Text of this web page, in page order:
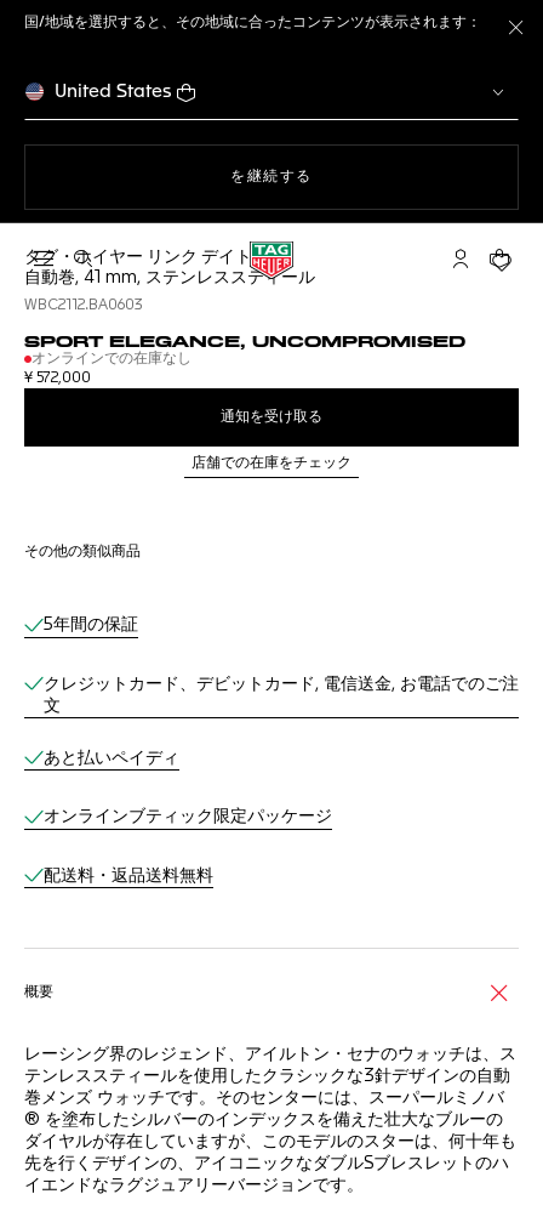
国/地域を選択すると、その地域に合ったコンテンツが表示されます：
United States
ウェブサイト上のナビゲーション
を継続する
検索画面を開く マイ タグ・
ショ
タグ・ホイヤー リンク デイト
自動巻, 41 mm, ステンレススティール
WBC2112.BA0603
SPORT ELEGANCE, UNCOMPROMISED
オンラインでの在庫なし
¥ 572,000
通知を受け取る
店舗での在庫をチェック
その他の類似商品
オンラインブティックサービス
5年間の保証
クレジットカード、デビットカード, 電信送金, お電話でのご注
文
あと払いペイディ
オンラインブティック限定パッケージ
配送料・返品送料無料
概要
レーシング界のレジェンド、アイルトン・セナのウォッチは、ス
テンレススティールを使用したクラシックな3針デザインの自動
巻メンズ ウォッチです。そのセンターには、スーパールミノバ
® を塗布したシルバーのインデックスを備えた壮大なブルーの
ダイヤルが存在していますが、このモデルのスターは、何十年も
先を行くデザインの、アイコニックなダブルSブレスレットのハ
イエンドなラグジュアリーバージョンです。